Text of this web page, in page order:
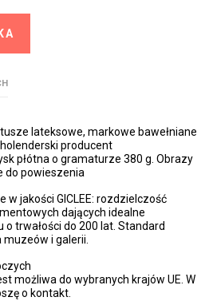
lateksowe, markowe bawełniane
producent
płótna o gramaturze 380 g. Obrazy
do powieszenia
w jakości GICLEE: rozdzielczość
dających idealne
trwałości do 200 lat. Standard
muzeów i galerii.
możliwa do wybranych krajów UE. W
o kontakt.